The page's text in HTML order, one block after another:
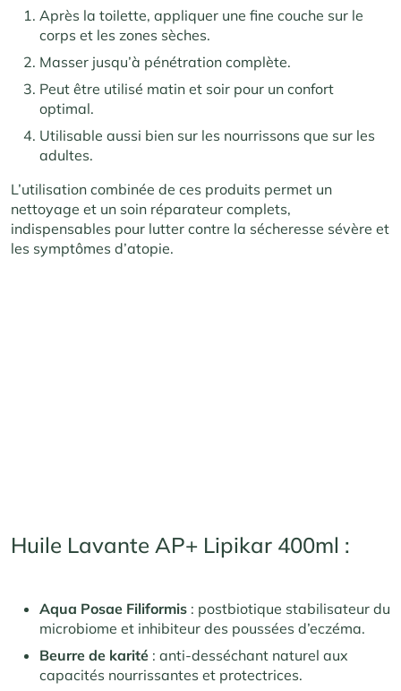
Après la toilette, appliquer une fine couche sur le
corps et les zones sèches.
Masser jusqu’à pénétration complète.
Peut être utilisé matin et soir pour un confort
optimal.
Utilisable aussi bien sur les nourrissons que sur les
adultes.
L’utilisation combinée de ces produits permet un
nettoyage et un soin réparateur complets,
indispensables pour lutter contre la sécheresse sévère et
les symptômes d’atopie.
Huile Lavante AP+ Lipikar 400ml :
Aqua Posae Filiformis : postbiotique stabilisateur du
microbiome et inhibiteur des poussées d’eczéma.
Beurre de karité : anti-desséchant naturel aux
capacités nourrissantes et protectrices.